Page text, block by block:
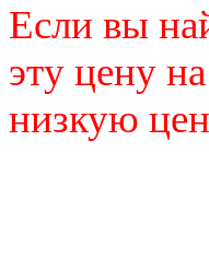
Если вы
эту цену
низкую